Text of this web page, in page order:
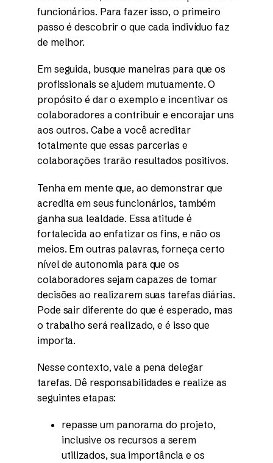
funcionários. Para fazer isso, o primeiro
passo é descobrir o que cada indivíduo faz
de melhor.
Em seguida, busque maneiras para que os
profissionais se ajudem mutuamente. O
propósito é dar o exemplo e incentivar os
colaboradores a contribuir e encorajar uns
aos outros. Cabe a você acreditar
totalmente que essas parcerias e
colaborações trarão resultados positivos.
Tenha em mente que, ao demonstrar que
acredita em seus funcionários, também
ganha sua lealdade. Essa atitude é
fortalecida ao enfatizar os fins, e não os
meios. Em outras palavras, forneça certo
nível de autonomia para que os
colaboradores sejam capazes de tomar
decisões ao realizarem suas tarefas diárias.
Pode sair diferente do que é esperado, mas
o trabalho será realizado, e é isso que
importa.
Nesse contexto, vale a pena delegar
tarefas. Dê responsabilidades e realize as
seguintes etapas:
repasse um panorama do projeto,
inclusive os recursos a serem
utilizados, sua importância e os